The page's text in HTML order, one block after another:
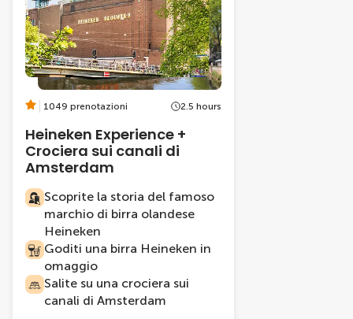
1049 prenotazioni 2.5 hours
Heineken Experience +
Crociera sui canali di
Amsterdam
Scoprite la storia del famoso
marchio di birra olandese
Heineken
Goditi una birra Heineken in
omaggio
Salite su una crociera sui
canali di Amsterdam